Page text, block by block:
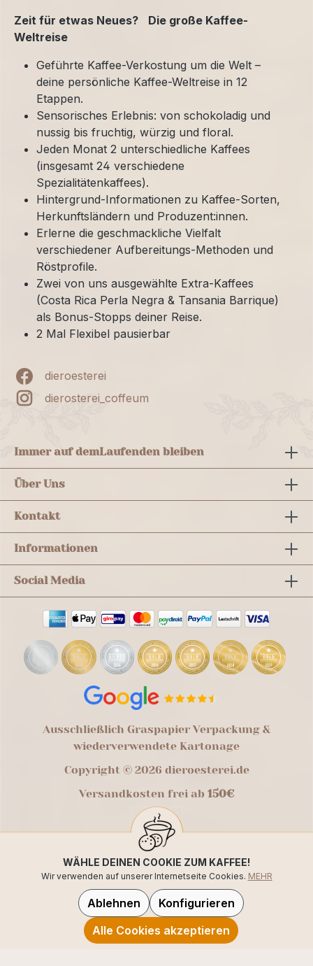
Zeit für etwas Neues? Die große Kaffee-
Weltreise
Geführte Kaffee-Verkostung um die Welt –
deine persönliche Kaffee-Weltreise in 12
Etappen.
Sensorisches Erlebnis: von schokoladig und
nussig bis fruchtig, würzig und floral.
Jeden Monat 2 unterschiedliche Kaffees
(insgesamt 24 verschiedene
Spezialitätenkaffees).
Hintergrund-Informationen zu Kaffee-Sorten,
Herkunftsländern und Produzent:innen.
Erlerne die geschmackliche Vielfalt
verschiedener Aufbereitungs-Methoden und
Röstprofile.
Zwei von uns ausgewählte Extra-Kaffees
(Costa Rica Perla Negra & Tansania Barrique)
als Bonus-Stopps deiner Reise.
2 Mal Flexibel pausierbar
dieroesterei
dierosterei_coffeum
Immer auf demLaufenden bleiben
Über Uns
Kontakt
Informationen
Social Media
Ausschließlich Graspapier Verpackung &
wiederverwendete Kartonage
Copyright © 2026 dieroesterei.de
Versandkosten frei ab 150€
WÄHLE DEINEN COOKIE ZUM KAFFEE!
Wir verwenden auf unserer Internetseite Cookies. MEHR
Ablehnen
Konfigurieren
Alle Cookies akzeptieren